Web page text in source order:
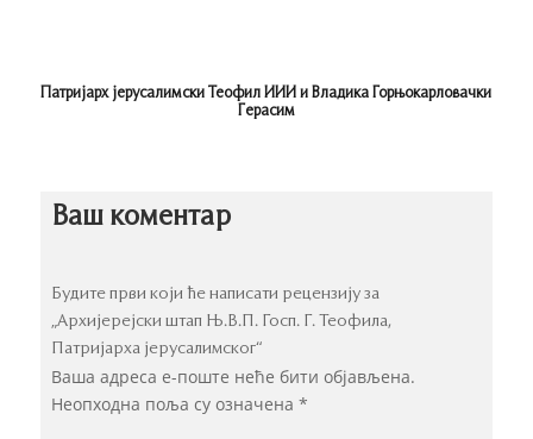
Патријарх јерусалимски ТеофилИИИи Владика Горњокарловачки
Герасим
Ваш коментар
Будите први који ће написати рецензију за
„Архијерејски штап Њ.В.П. Госп. Г. Теофила,
Патријарха јерусалимског“
Ваша адреса е-поште неће бити објављена.
Неопходна поља су означена *